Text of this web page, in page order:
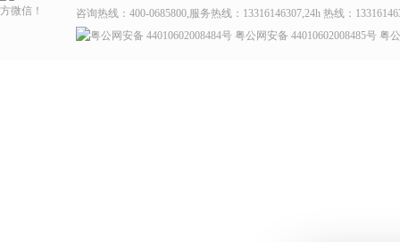
咨询热线：400-0685800,服务热线：13316146307,24h 热线：
粤公网安备 44010602008484号 粤公网安备 44010602008485号 粤